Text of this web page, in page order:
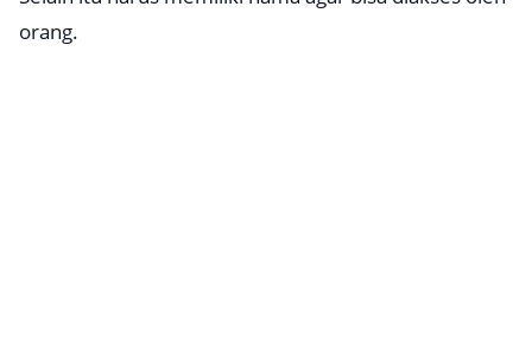
orang.